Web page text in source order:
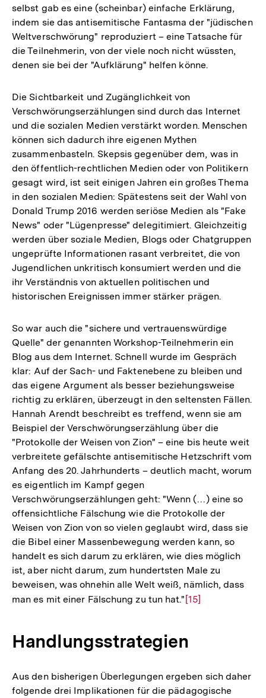
selbst gab es eine (scheinbar) einfache Erklärung,
indem sie das antisemitische Fantasma der "jüdischen
Weltverschwörung" reproduziert – eine Tatsache für
die Teilnehmerin, von der viele noch nicht wüssten,
denen sie bei der "Aufklärung" helfen könne.
Die Sichtbarkeit und Zugänglichkeit von
Verschwörungserzählungen sind durch das Internet
und die sozialen Medien verstärkt worden. Menschen
können sich dadurch ihre eigenen Mythen
zusammenbasteln. Skepsis gegenüber dem, was in
den öffentlich-rechtlichen Medien oder von Politikern
gesagt wird, ist seit einigen Jahren ein großes Thema
in den sozialen Medien: Spätestens seit der Wahl von
Donald Trump 2016 werden seriöse Medien als "Fake
News" oder "Lügenpresse" delegitimiert. Gleichzeitig
werden über soziale Medien, Blogs oder Chatgruppen
ungeprüfte Informationen rasant verbreitet, die von
Jugendlichen unkritisch konsumiert werden und die
ihr Verständnis von aktuellen politischen und
historischen Ereignissen immer stärker prägen.
So war auch die "sichere und vertrauenswürdige
Quelle" der genannten Workshop-Teilnehmerin ein
Blog aus dem Internet. Schnell wurde im Gespräch
klar: Auf der Sach- und Faktenebene zu bleiben und
das eigene Argument als besser beziehungsweise
richtig zu erklären, überzeugt in den seltensten Fällen.
Hannah Arendt beschreibt es treffend, wenn sie am
Beispiel der Verschwörungserzählung über die
"Protokolle der Weisen von Zion" – eine bis heute weit
verbreitete gefälschte antisemitische Hetzschrift vom
Anfang des 20. Jahrhunderts – deutlich macht, worum
es eigentlich im Kampf gegen
Verschwörungserzählungen geht: "Wenn (…) eine so
offensichtliche Fälschung wie die Protokolle der
Weisen von Zion von so vielen geglaubt wird, dass sie
die Bibel einer Massenbewegung werden kann, so
handelt es sich darum zu erklären, wie dies möglich
ist, aber nicht darum, zum hundertsten Male zu
beweisen, was ohnehin alle Welt weiß, nämlich, dass
man es mit einer Fälschung zu tun hat." Zur
Fußnote
[15]
Handlungsstrategien
Aus den bisherigen Überlegungen ergeben sich daher
folgende drei Implikationen für die pädagogische